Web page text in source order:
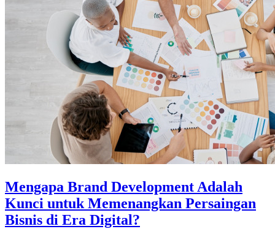
Mengapa Brand Development Adalah
Kunci untuk Memenangkan Persaingan
Bisnis di Era Digital?